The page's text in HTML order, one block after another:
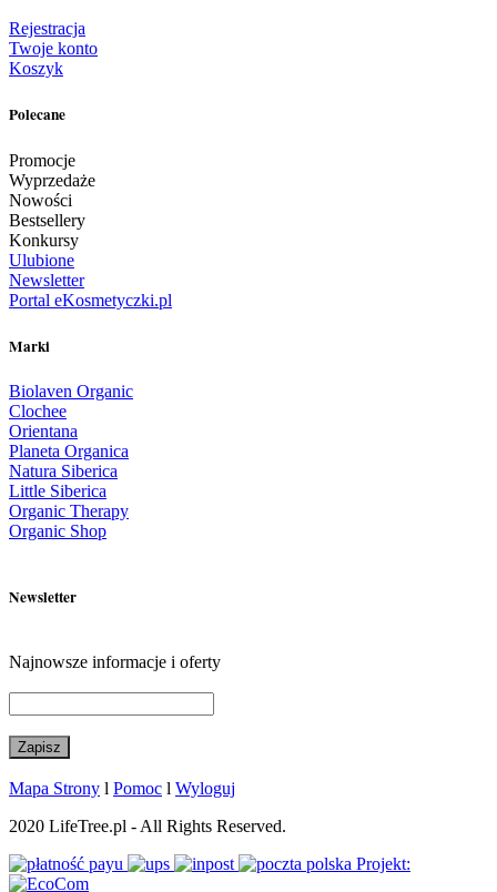
Rejestracja
Twoje konto
Koszyk
Polecane
Promocje
Wyprzedaże
Nowości
Bestsellery
Konkursy
Ulubione
Newsletter
Portal eKosmetyczki.pl
Marki
Biolaven Organic
Clochee
Orientana
Planeta Organica
Natura Siberica
Little Siberica
Organic Therapy
Organic Shop
Newsletter
Najnowsze informacje i oferty
Mapa Strony l Pomoc l Wyloguj
2020 LifeTree.pl - All Rights Reserved.
Projekt: